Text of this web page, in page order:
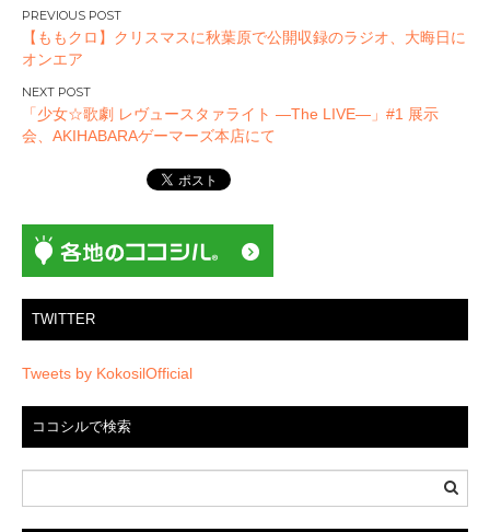
投
稿
ナ
ビ
ゲ
ン
【ももクロ】クリスマスに秋葉原で公開収録のラジオ、大晦日に
オンエア
「少女☆歌劇 レヴュースタァライト ―The LIVE―」#1 展示
会、AKIHABARAゲーマーズ本店にて
TWITTER
Tweets by KokosilOfficial
ココシルで検索